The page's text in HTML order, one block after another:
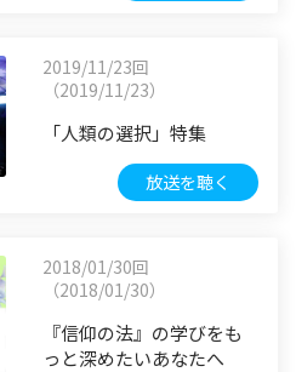
2019/11/23回
（2019/11/23）
「人類の選択」特集
放送を聴く
2018/01/30回
（2018/01/30）
『信仰の法』の学びをも
っと深めたいあなたへ